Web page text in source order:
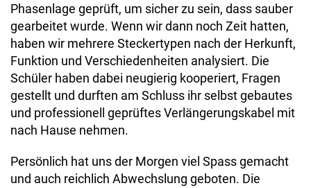
Phasenlage geprüft, um sicher zu sein, dass sauber
gearbeitet wurde. Wenn wir dann noch Zeit hatten,
haben wir mehrere Steckertypen nach der Herkunft,
Funktion und Verschiedenheiten analysiert. Die
Schüler haben dabei neugierig kooperiert, Fragen
gestellt und durften am Schluss ihr selbst gebautes
und professionell geprüftes Verlängerungskabel mit
nach Hause nehmen.
Persönlich hat uns der Morgen viel Spass gemacht
und auch reichlich Abwechslung geboten. Die